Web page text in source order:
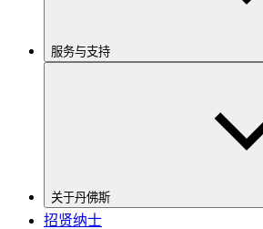
服务与支持
关于丹佛斯
招贤纳士